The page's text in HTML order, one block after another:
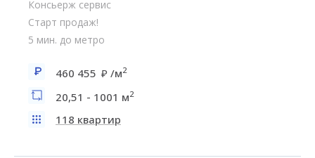
Консьерж сервис
Старт продаж!
5 мин. до метро
460 455 /м2
20,51 - 1001 м2
118 квартир